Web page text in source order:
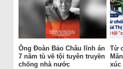
Ông Đoàn Bảo Châu lĩnh án
7 năm tù về tội tuyên truyền
chống nhà nước
Từ
xúc